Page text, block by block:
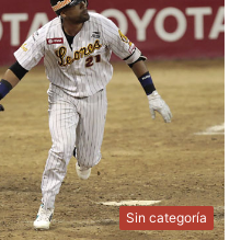
Sin categoría